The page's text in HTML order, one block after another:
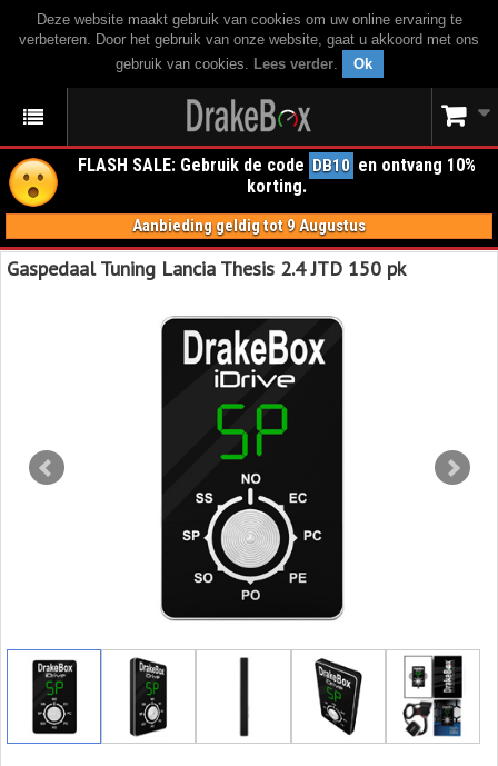
Deze website maakt gebruik van cookies om uw online ervaring te
verbeteren. Door het gebruik van onze website, gaat u akkoord met ons
gebruik van cookies. Lees verder. Ok
FLASH SALE: Gebruik de code DB10 en ontvang 10%
korting.
Aanbieding geldig tot 9 Augustus
Gaspedaal Tuning Lancia Thesis 2.4 JTD 150 pk